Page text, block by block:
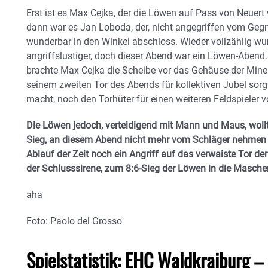
Erst ist es Max Cejka, der die Löwen auf Pass von
dann war es Jan Loboda, der, nicht angegriffen vom
wunderbar in den Winkel abschloss. Wieder vollzählig
angriffslustiger, doch dieser Abend war ein Löwen-
brachte Max Cejka die Scheibe vor das Gehäuse der
seinem zweiten Tor des Abends für kollektiven Jubel
macht, noch den Torhüter für einen weiteren Feldspieler
Die Löwen jedoch, verteidigend mit Mann und Maus,
Sieg, an diesem Abend nicht mehr vom Schläger
Ablauf der Zeit noch ein Angriff auf das verwaiste Tor
der Schlusssirene, zum 8:6-Sieg der Löwen in die
aha
Foto: Paolo del Grosso
Spielstatistik: EHC Waldkraiburg